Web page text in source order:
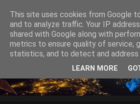
This site uses cookies from Google
and to analyze traffic. Your IP
shared with Google along with
metrics to ensure quality of service,
statistics, and to detect and address
LEARN MORE